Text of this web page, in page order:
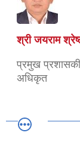
श्री जयराम
प्रमुख
अधिकृत